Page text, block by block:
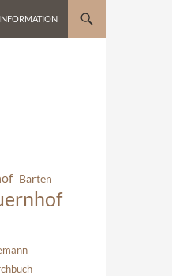
INFORMATION
Barten